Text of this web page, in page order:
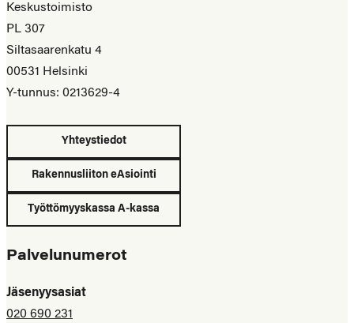
Keskustoimisto
PL 307
Siltasaarenkatu 4
00531 Helsinki
Y-tunnus: 0213629-4
Yhteystiedot
Rakennusliiton eAsiointi
Työttömyyskassa A-kassa
Palvelunumerot
Jäsenyysasiat
020 690 231